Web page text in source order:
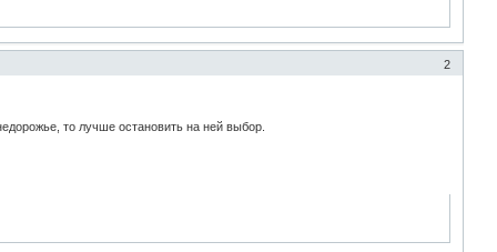
2
то лучше остановить на ней выбор.